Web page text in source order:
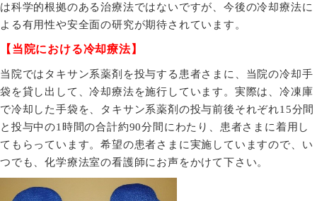
は科学的根拠のある治療法ではないですが、今後の冷却療法に
よる有用性や安全面の研究が期待されています。
【当院における冷却療法】
当院ではタキサン系薬剤を投与する患者さまに、当院の冷却手
袋を貸し出して、冷却療法を施行しています。実際は、冷凍庫
で冷却した手袋を、タキサン系薬剤の投与前後それぞれ15分間
と投与中の1 時間の合計約90分間にわたり、患者さまに着用し
てもらっています。希望の患者さまに実施していますので、い
つでも、化学療法室の看護師にお声をかけて下さい。